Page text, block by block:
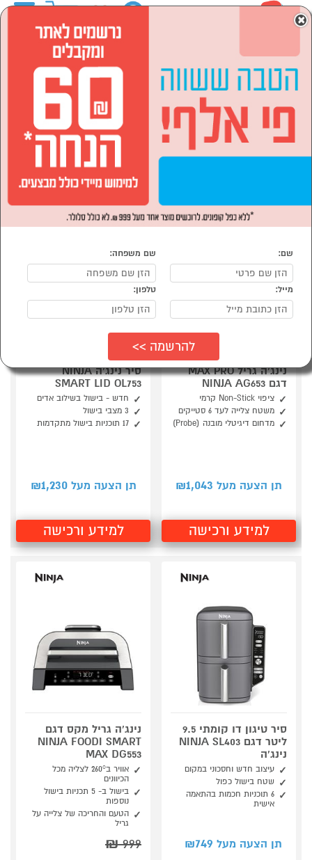
הסתר רשימת קטגוריות
מוצרי חשמל (33) לבית ולגן (2)
NINJA
נמצאו 35 מוצרי NINJA
נינג’ה גריל MAX PRO
דגם NINJA AG653
ציפוי Non-Stick קרמי
משטח צלייה לעד 6 סטייקים
מדחום דיגיטלי מובנה (Probe)
תן הצעה מעל ₪ 1,043
למידע ורכישה
סיר נינג‘ה NINJA
SMART LID OL753
חדש - בישול בשילוב אדים
3 מצבי בישול
17 תוכניות בישול מתקדמות
תן הצעה מעל ₪ 1,230
למידע ורכישה
סיר טיגון דו קומתי 9.5
ליטר דגם NINJA SL403
נינג'ה
עיצוב חדש וחסכוני במקום
שטח בישול כפול
6 תוכניות חכמות בהתאמה
אישית
תן הצעה מעל ₪ 749
נינג'ה גריל מקס דגם
NINJA FOODI SMART
MAX DG553
אוויר ב260° לצליה מכל
הכיוונים
בישול ב- 5 תכניות בישול
נוספות
הטעם והחריכה של צלייה על
גריל
999
₪
×
שם: שם משפחה:
מייל: טלפון: